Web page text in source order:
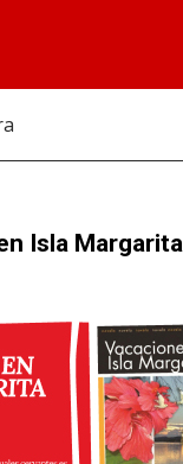
Isla Margarita